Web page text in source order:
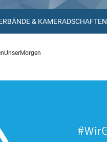
& KAMERADSCHAFTEN